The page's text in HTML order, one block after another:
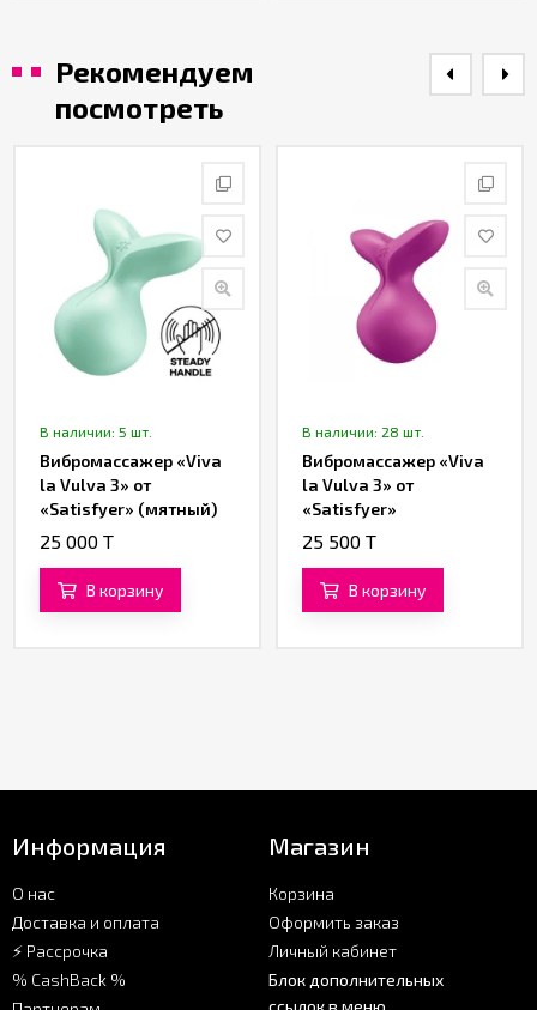
Рекомендуем
посмотреть
В наличии: 5 шт.
Вибромассажер «Viva
la Vulva 3» от
«Satisfyer» (мятный)
25 000 T
В корзину
В наличии: 28 шт.
Вибромассажер «Viva
la Vulva 3» от
«Satisfyer»
(фиолетовый)
25 500 T
В корзину
Информация
О нас
Доставка и оплата
⚡ Рассрочка
% CashBack %
Магазин
Корзина
Оформить заказ
Личный кабинет
Блок дополнительных
ссылок в меню